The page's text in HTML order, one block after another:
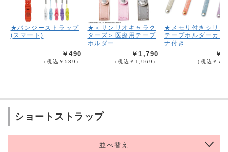
★バンジーストラップ
(スマート)
￥490
（税込￥539）
★＜サンリオキャラク
ターズ＞医療用テープ
ホルダー
￥1,790
（税込￥1,969）
★メモリ付きシリコ
テープホルダーカラ
ナ付き
￥
（税込￥
ショートストラップ
並べ替え